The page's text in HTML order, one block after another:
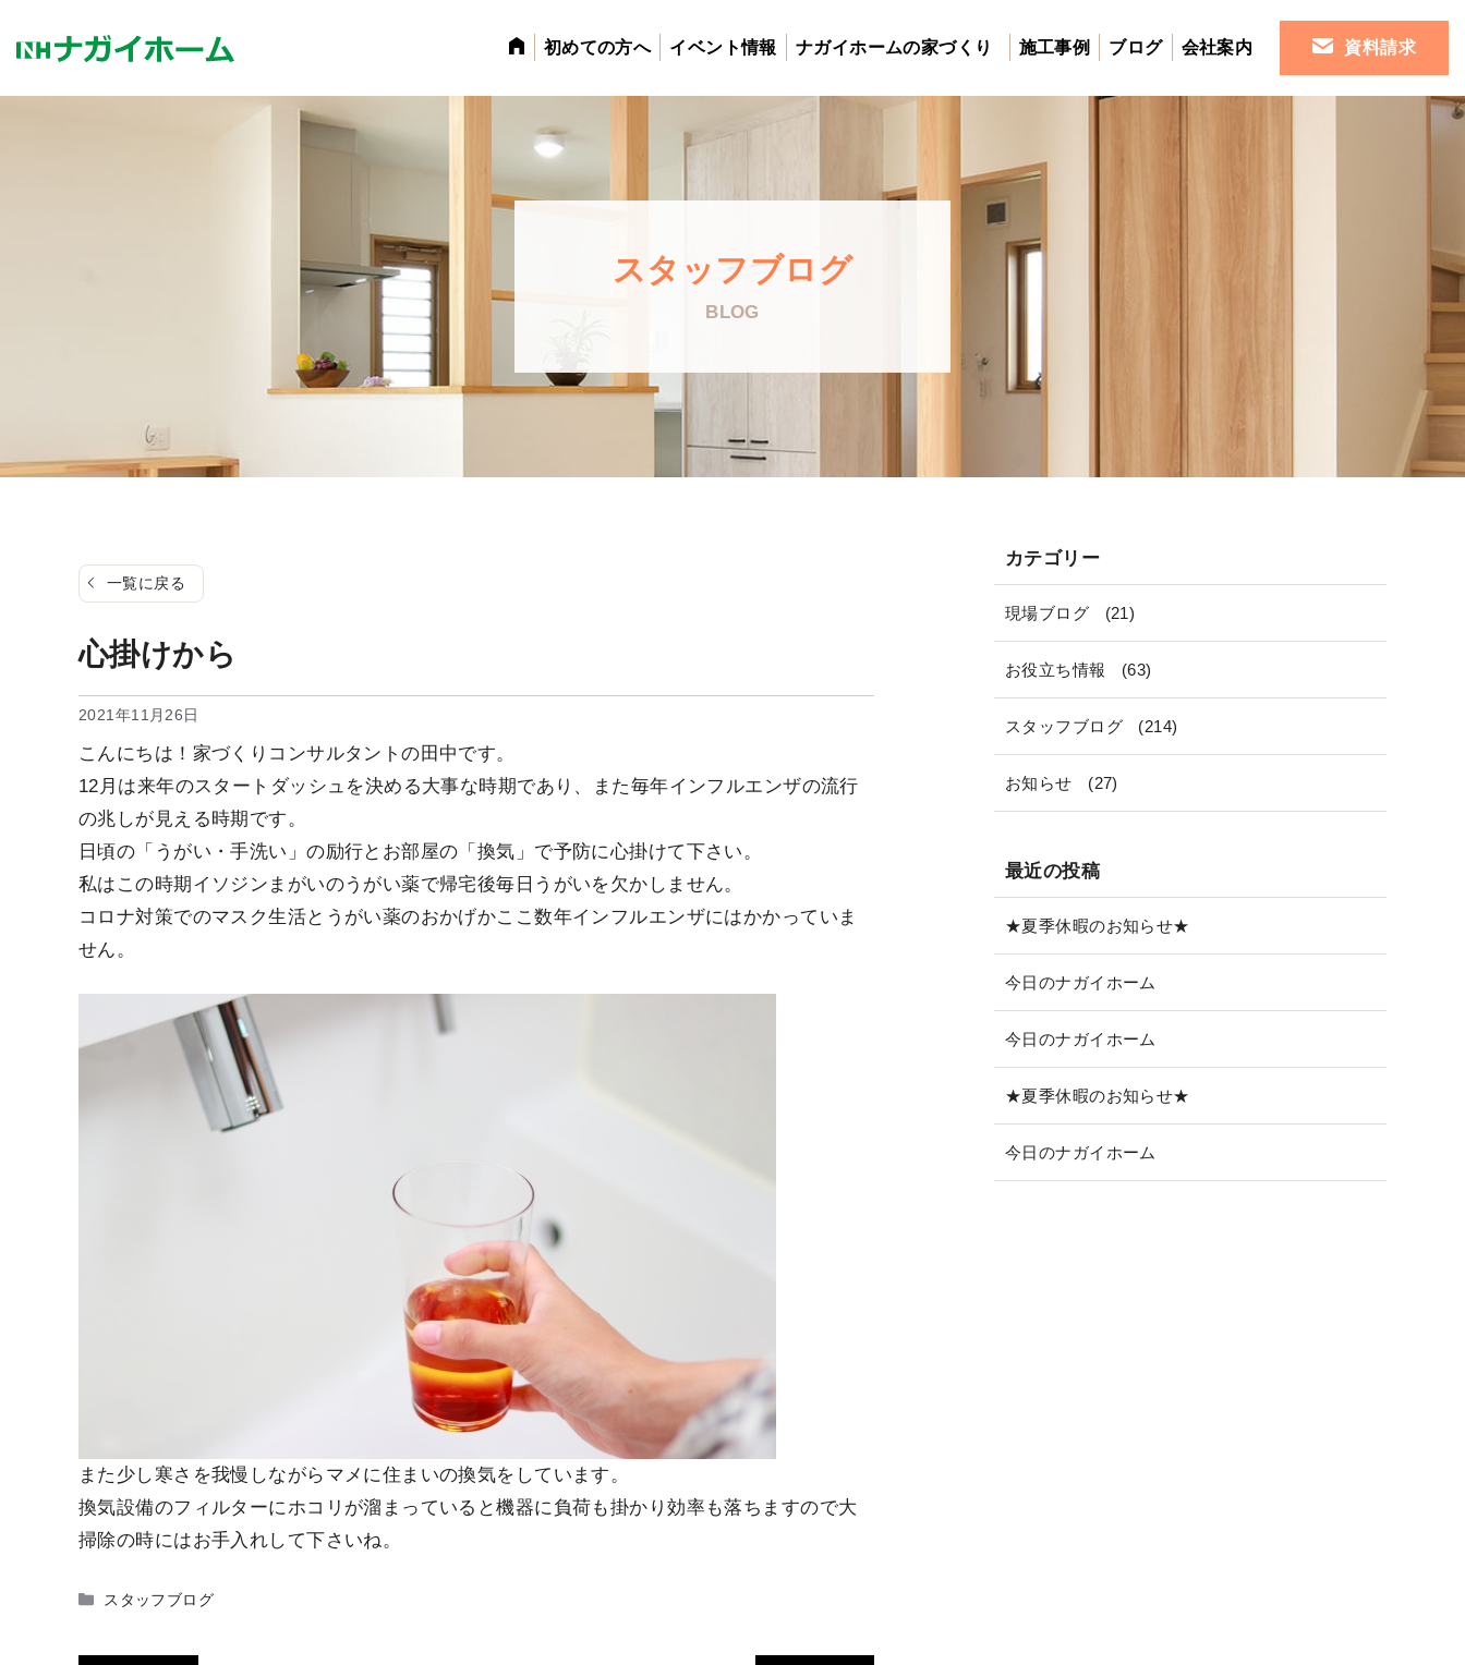
ン
初めての方へ イベント情報 ナガイホームの家づくり 施工事例 ブログ 会社案内 資料請求
スタッフブログ
BLOG
一覧に戻る
心掛けから
2021年11月26日
こんにちは！家づくりコンサルタントの田中です。
12月は来年のスタートダッシュを決める大事な時期であり、また毎年インフルエンザの流行
の兆しが見える時期です。
日頃の「うがい・手洗い」の励行とお部屋の「換気」で予防に心掛けて下さい。
私はこの時期イソジンまがいのうがい薬で帰宅後毎日うがいを欠かしません。
コロナ対策でのマスク生活とうがい薬のおかげかここ数年インフルエンザにはかかっていま
せん。
また少し寒さを我慢しながらマメに住まいの換気をしています。
換気設備のフィルターにホコリが溜まっていると機器に負荷も掛かり効率も落ちますので大
掃除の時にはお手入れして下さいね。
カ
スタッフブログ
カテゴリー
現場ブログ (21)
お役立ち情報 (63)
スタッフブログ (214)
お知らせ (27)
最近の投稿
★夏季休暇のお知らせ★
今日のナガイホーム
今日のナガイホーム
★夏季休暇のお知らせ★
今日のナガイホーム